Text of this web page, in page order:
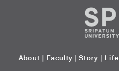
About | Faculty | Story |